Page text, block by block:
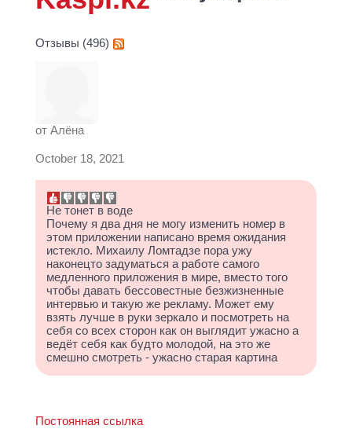
Отзывы (496)
от Алёна
October 18, 2021
Не тонет в воде
Почему я два дня не могу изменить номер в
этом приложении написано время ожидания
истекло. Михаилу Ломтадзе пора ужу
наконецто задуматься а работе самого
медленного приложения в мире, вместо того
чтобы давать бессовестные безжизненные
интервью и такую же рекламу. Может ему
взять лучше в руки зеркало и посмотреть на
себя со всех сторон как он выглядит ужасно а
ведёт себя как будто молодой, на это же
смешно смотреть - ужасно старая картина
Постоянная ссылка